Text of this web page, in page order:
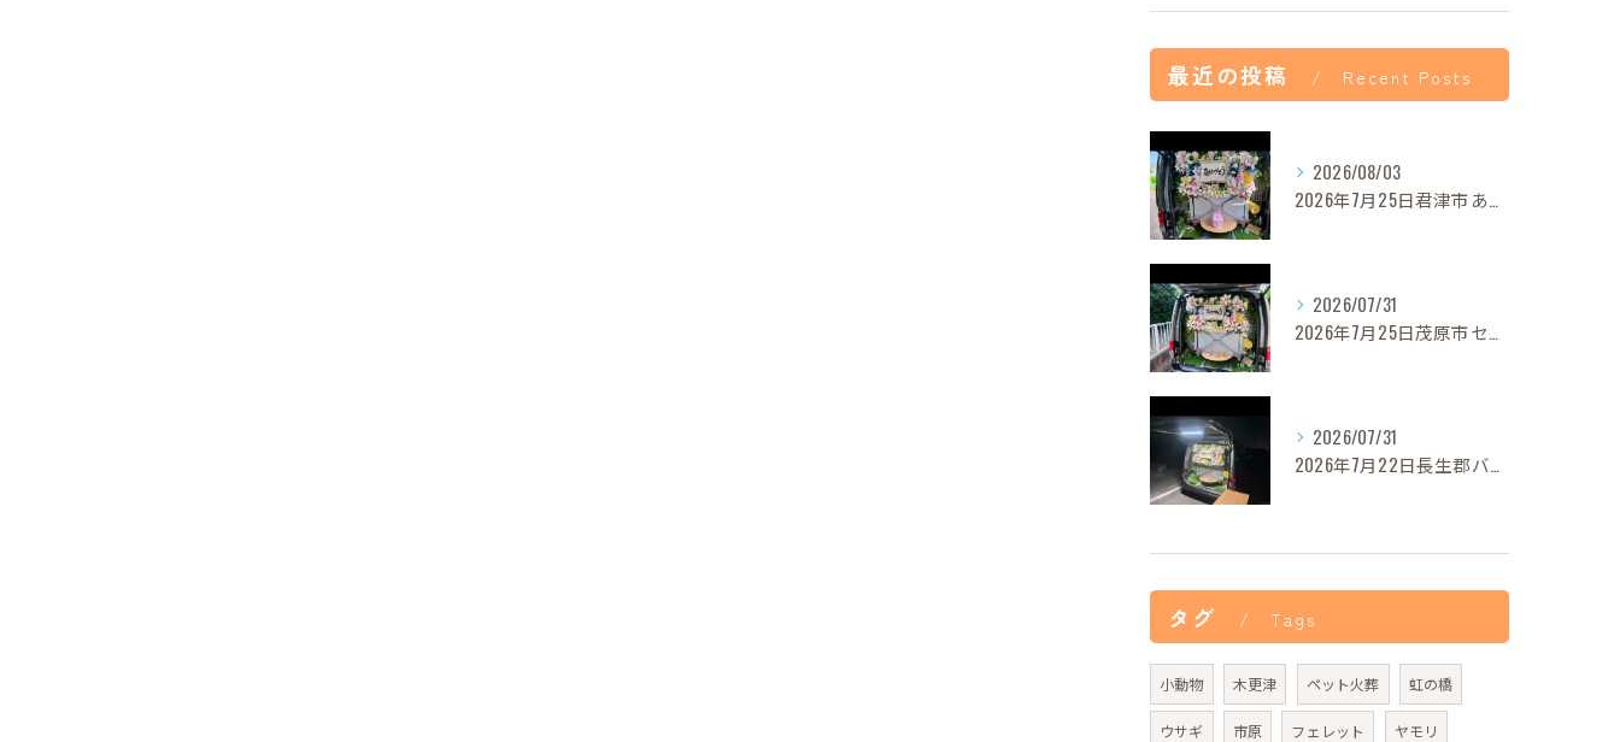
最近の投稿 Recent Posts
2026/08/03
2026年7月25日君津市あずきちゃんご葬儀
2026/07/31
2026年7月25日茂原市セレナちゃんご葬儀
2026/07/31
2026年7月22日長生郡バロンちゃんご葬儀
タグ Tags
小動物 木更津 ペット火葬 虹の橋
ウサギ 市原 フェレット ヤモリ